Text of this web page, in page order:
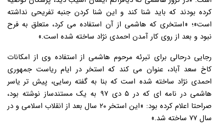
کرده بودند که باید شنا کند و این شنا کردن جنبه تفریحی نداشته
است»؛ «استخری که هاشمی از آن استفاده می کرد، متعلق به فرح
نبود و بعد از روی کار آمدن احمدی نژاد ساخته شده است.»
رجایی درحالی برای تبرئه مرحوم هاشمی از استفاده وی از امکانات
کاخ سعد آباد، عنوان می کند که استخر در ایام ریاست جمهوری
احمدی نژاد ساخته شده است که بنا به گفته رسایی، پیش تر یاسر
هاشمی در نامه ای که در ۵ دی ۹۷ به یک مستندساز نوشته بود،
صراحتا اعلام کرده بود: «این استخر ۲۰ سال بعد از انقلاب اسلامی و در
سال ۷۷ ساخته شد.»